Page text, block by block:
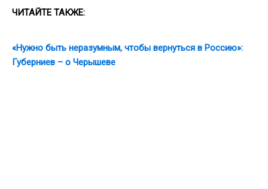
ЧИТАЙТЕ ТАКЖЕ:
«Нужно быть неразумным, чтобы вернуться в Россию»:
Губерниев – о Черышеве